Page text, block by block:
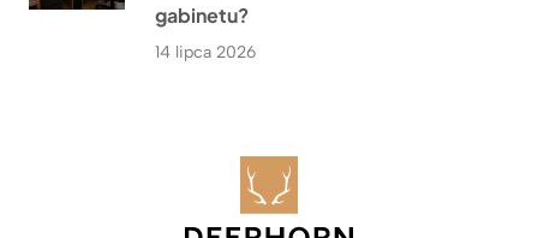
gabinetu?
14 lipca 2026